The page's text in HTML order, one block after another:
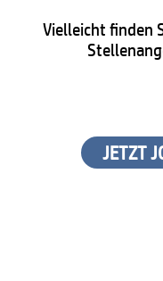
Vielleicht finden
JETZT